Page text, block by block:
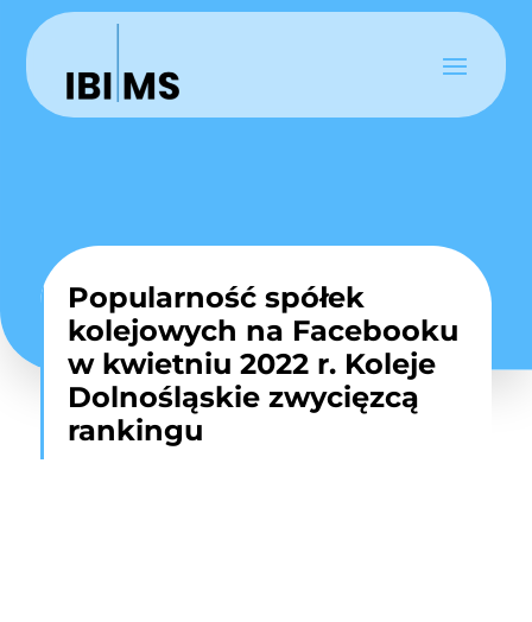
Popularność spółek
kolejowych na Facebooku
w kwietniu 2022 r. Koleje
Dolnośląskie zwycięzcą
rankingu